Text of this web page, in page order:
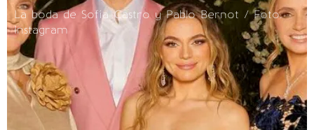
La boda de Sofía Castro y Pablo Bernot / Foto:
Instagram